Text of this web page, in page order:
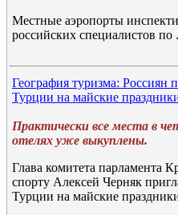
Местные аэропорты
российских специалистов по
География туризма: Россиян
Турции на майские
Практически все места в
отелях уже выкуплены.
Глава комитета парламента
спорту Алексей Черняк
Турции на майские